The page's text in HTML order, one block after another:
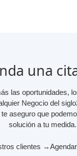
una
las oportunidades,
Negocio del
aseguro que
solución a tu medida.
clientes →